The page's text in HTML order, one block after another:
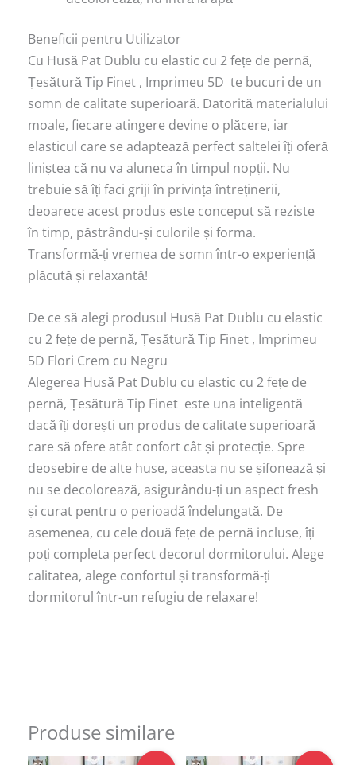
Beneficii pentru Utilizator
Cu Husă Pat Dublu cu elastic cu 2 fețe de pernă,
Țesătură Tip Finet , Imprimeu 5D te bucuri de un
somn de calitate superioară. Datorită materialului
moale, fiecare atingere devine o plăcere, iar
elasticul care se adaptează perfect saltelei îți oferă
liniștea că nu va aluneca în timpul nopții. Nu
trebuie să îți faci griji în privința întreținerii,
deoarece acest produs este conceput să reziste
în timp, păstrându-și culorile și forma.
Transformă-ți vremea de somn într-o experiență
plăcută și relaxantă!
De ce să alegi produsul Husă Pat Dublu cu elastic
cu 2 fețe de pernă, Țesătură Tip Finet , Imprimeu
5D Flori Crem cu Negru
Alegerea Husă Pat Dublu cu elastic cu 2 fețe de
pernă, Țesătură Tip Finet este una inteligentă
dacă îți dorești un produs de calitate superioară
care să ofere atât confort cât și protecție. Spre
deosebire de alte huse, aceasta nu se șifonează și
nu se decolorează, asigurându-ți un aspect fresh
și curat pentru o perioadă îndelungată. De
asemenea, cu cele două fețe de pernă incluse, îți
poți completa perfect decorul dormitorului. Alege
calitatea, alege confortul și transformă-ți
dormitorul într-un refugiu de relaxare!
Produse similare